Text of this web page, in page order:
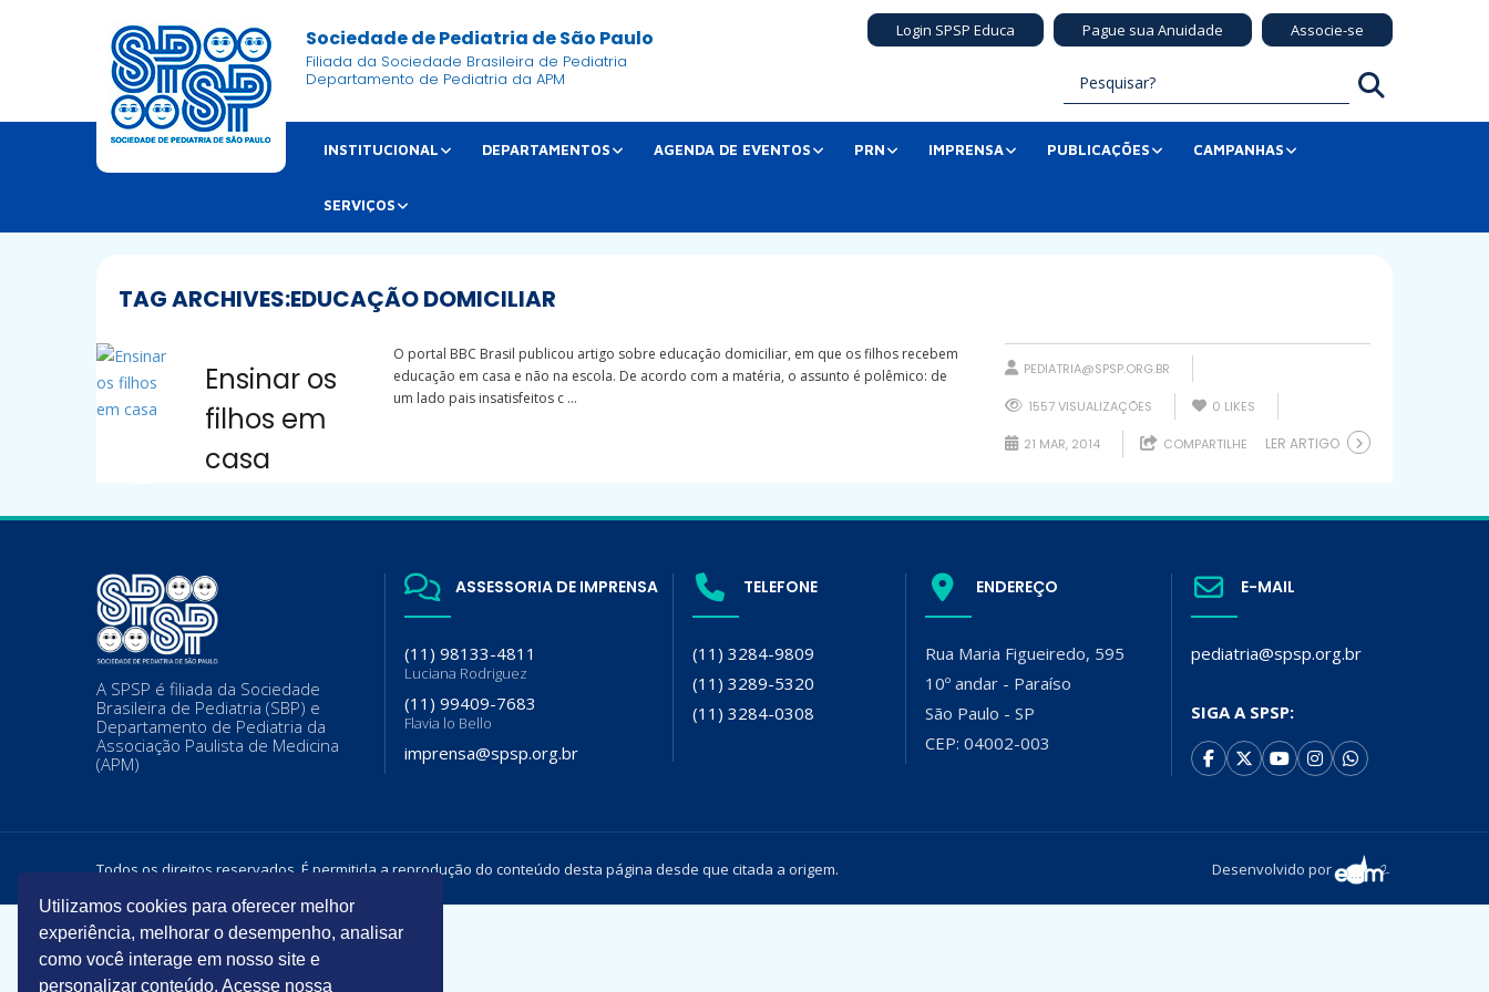
Sociedade de Pediatria de São Paulo
Filiada da Sociedade Brasileira de Pediatria
Departamento de Pediatria da APM
Login SPSP Educa Pague sua Anuidade Associe-se
INSTITUCIONAL DEPARTAMENTOS AGENDA DE EVENTOS PRN IMPRENSA PUBLICAÇÕES CAMPANHAS
SERVIÇOS
TAG ARCHIVES:EDUCAÇÃO DOMICILIAR
Ensinar os
filhos em
casa
O portal BBC Brasil publicou artigo sobre educação domiciliar, em que os filhos recebem
educação em casa e não na escola. De acordo com a matéria, o assunto é polêmico: de
um lado pais insatisfeitos c ...
PEDIATRIA@SPSP.ORG.BR
1557 VISUALIZAÇÕES 0 LIKES
21 MAR, 2014 COMPARTILHE LER ARTIGO
A SPSP é filiada da Sociedade
Brasileira de Pediatria (SBP) e
Departamento de Pediatria da
Associação Paulista de Medicina
(APM)
ASSESSORIA DE IMPRENSA
(11) 98133-4811
Luciana Rodriguez
(11) 99409-7683
Flavia lo Bello
imprensa@spsp.org.br
TELEFONE
(11) 3284-9809
(11) 3289-5320
(11) 3284-0308
ENDEREÇO
Rua Maria Figueiredo, 595
10º andar - Paraíso
São Paulo - SP
CEP: 04002-003
E-MAIL
pediatria@spsp.org.br
SIGA A SPSP:
Todos os direitos reservados. É permitida a reprodução do conteúdo desta página desde que citada a origem. Desenvolvido por
Utilizamos cookies para oferecer melhor
experiência, melhorar o desempenho, analisar
como você interage em nosso site e
personalizar conteúdo. Acesse nossa